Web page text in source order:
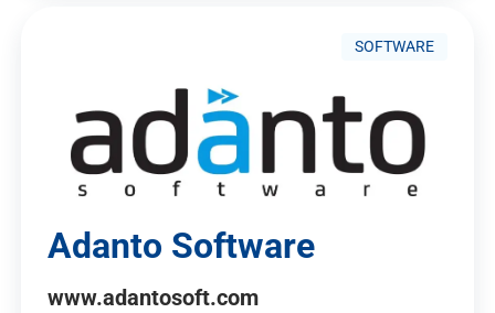
SOFTWARE
Adanto Software
www.adantosoft.com